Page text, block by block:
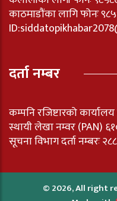
काठमाडौंका लागि फोनः
ID:
दर्ता नम्बर
कम्पनि रजिष्टारको
स्थायी लेखा नम्वर (PAN)
सूचना विभाग दर्ता नम्बरः
© 2026, All right